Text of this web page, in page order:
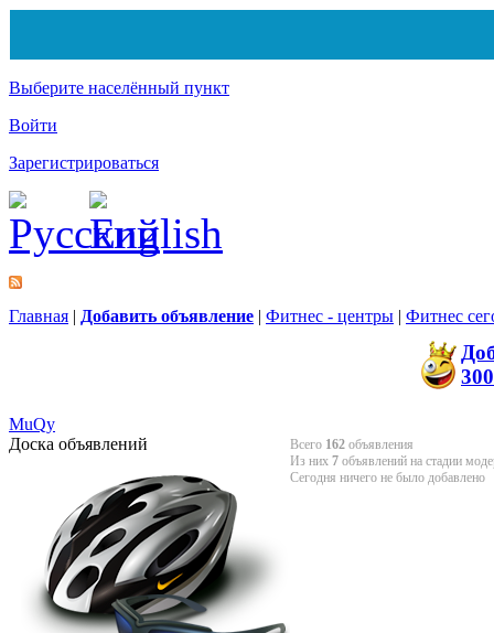
Выберите населённый пункт
Войти
Зарегистрироваться
Главная | Добавить объявление | Фитнес - центры | Фитнес
MuQy
Доска объявлений
Всего 162 объявления
Из них 7 объявлений на стадии
Сегодня ничего не было добавлено